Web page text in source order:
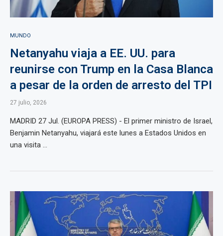
MUNDO
Netanyahu viaja a EE. UU. para
reunirse con Trump en la Casa Blanca
a pesar de la orden de arresto del TPI
27 julio, 2026
MADRID 27 Jul. (EUROPA PRESS) - El primer ministro de Israel,
Benjamin Netanyahu, viajará este lunes a Estados Unidos en
una visita ...